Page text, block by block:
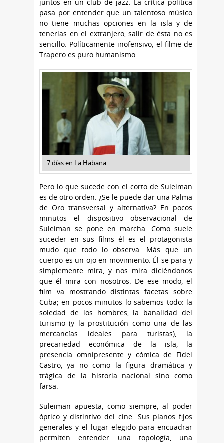
juntos en un club de jazz. La crítica política
pasa por entender que un talentoso músico
no tiene muchas opciones en la isla y de
tenerlas en el extranjero, salir de ésta no es
sencillo. Políticamente inofensivo, el filme de
Trapero es puro humanismo.
7 días en La Habana
Pero lo que sucede con el corto de Suleiman
es de otro orden. ¿Se le puede dar una Palma
de Oro transversal y alternativa? En pocos
minutos el dispositivo observacional de
Suleiman se pone en marcha. Como suele
suceder en sus films él es el protagonista
mudo que todo lo observa. Más que un
cuerpo es un ojo en movimiento. Él se para y
simplemente mira, y nos mira diciéndonos
que él mira con nosotros. De ese modo, el
film va mostrando distintas facetas sobre
Cuba; en pocos minutos lo sabemos todo: la
soledad de los hombres, la banalidad del
turismo (y la prostitución como una de las
mercancías ideales para turistas), la
precariedad económica de la isla, la
presencia omnipresente y cómica de Fidel
Castro, ya no como la figura dramática y
trágica de la historia nacional sino como
farsa.
Suleiman apuesta, como siempre, al poder
óptico y distintivo del cine. Sus planos fijos
generales y el lugar elegido para encuadrar
permiten entender una topología, una